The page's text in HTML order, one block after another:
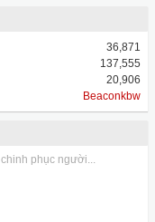
36,871
137,555
20,906
Beaconkbw
phục người...